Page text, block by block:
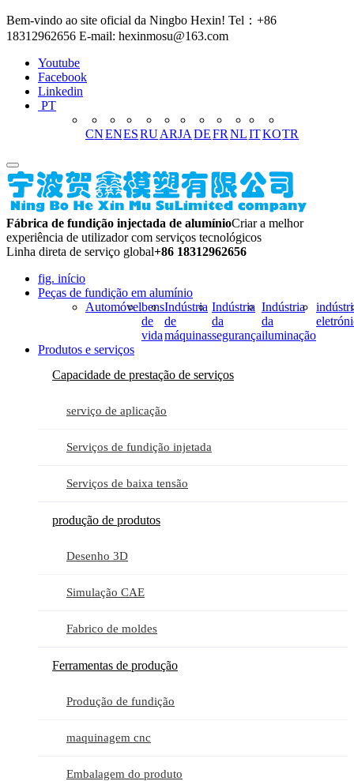
Bem-vindo ao site oficial da Ningbo Hexin! Tel：+86
18312962656 E-mail: hexinmosu@163.com
Youtube
Facebook
Linkedin
PT
CNENESRUARJA DEFR NLITKOTR
Fábrica de fundição injectada de alumínioCriar a melhor
experiência de utilizador com serviços tecnológicos
Linha direta de serviço global+86 18312962656
fig. início
Peças de fundição em alumínio
Automóvelbens
de
vida
Indústria
de
máquinas
Indústria
da
segurança
Indústria
da
iluminação
Produtos e serviços
Capacidade de prestação de serviços
serviço de aplicação
Serviços de fundição injetada
Serviços de baixa tensão
produção de produtos
Desenho 3D
Simulação CAE
Fabrico de moldes
Ferramentas de produção
Produção de fundição
maquinagem cnc
Embalagem do produto